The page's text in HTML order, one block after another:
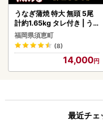
うなぎ蒲焼 特大 無頭 5尾
計約1.65kg タレ付き | う
なぎ蒲焼
福岡県須恵町
(8)
14,000
最近チェ